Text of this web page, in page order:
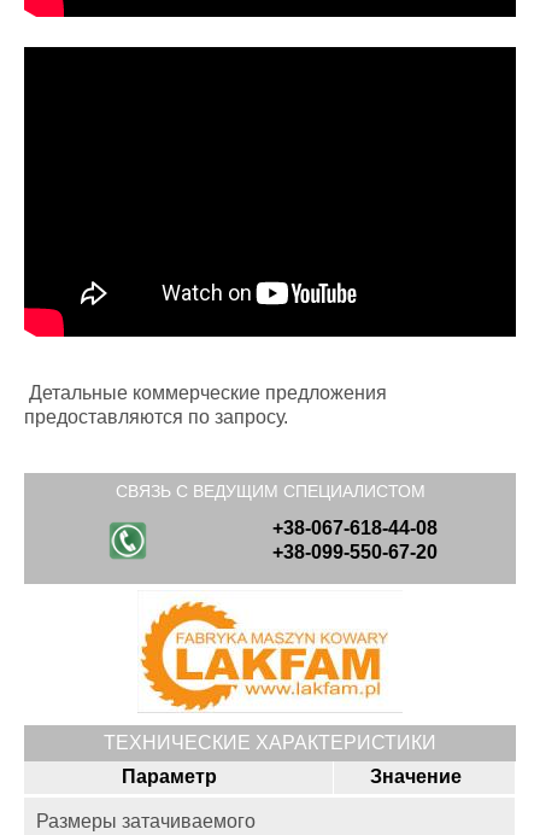
Детальные коммерческие предложения
предоставляются по запросу.
СВЯЗЬ С ВЕДУЩИМ СПЕЦИАЛИСТОМ
+38-067-618-44-08
+38-099-550-67-20
ТЕХНИЧЕСКИЕ ХАРАКТЕРИСТИКИ
Параметр
Значение
Размеры затачиваемого